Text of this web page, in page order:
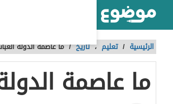
الرئيسية / تعليم ،تاريخ /ما عاصمة الدولة
ما عاصمة